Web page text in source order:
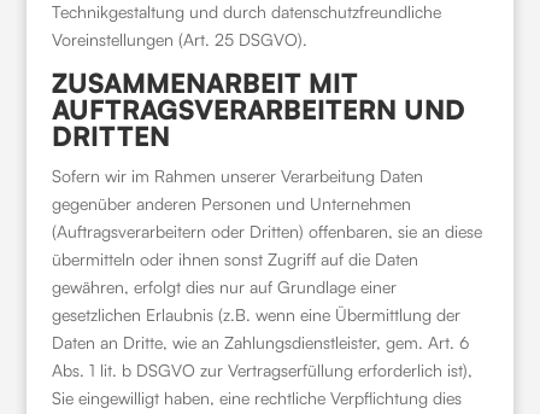
Technikgestaltung und durch datenschutzfreundliche
Voreinstellungen (Art. 25 DSGVO).
ZUSAMMENARBEIT MIT
AUFTRAGSVERARBEITERN UND
DRITTEN
Sofern wir im Rahmen unserer Verarbeitung Daten
gegenüber anderen Personen und Unternehmen
(Auftragsverarbeitern oder Dritten) offenbaren, sie an diese
übermitteln oder ihnen sonst Zugriff auf die Daten
gewähren, erfolgt dies nur auf Grundlage einer
gesetzlichen Erlaubnis (z.B. wenn eine Übermittlung der
Daten an Dritte, wie an Zahlungsdienstleister, gem. Art. 6
Abs. 1 lit. b DSGVO zur Vertragserfüllung erforderlich ist),
Sie eingewilligt haben, eine rechtliche Verpflichtung dies